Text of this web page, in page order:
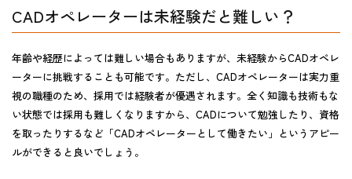
CADオペレーターは未経験だと難しい？
年齢や経歴によっては難しい場合もありますが、未経験からCADオペレ
ーターに挑戦することも可能です。ただし、CADオペレーターは実力重
視の職種のため、採用では経験者が優遇されます。全く知識も技術もな
い状態では採用も難しくなりますから、CADについて勉強したり、資格
を取ったりするなど「CADオペレーターとして働きたい」というアピー
ルができると良いでしょう。